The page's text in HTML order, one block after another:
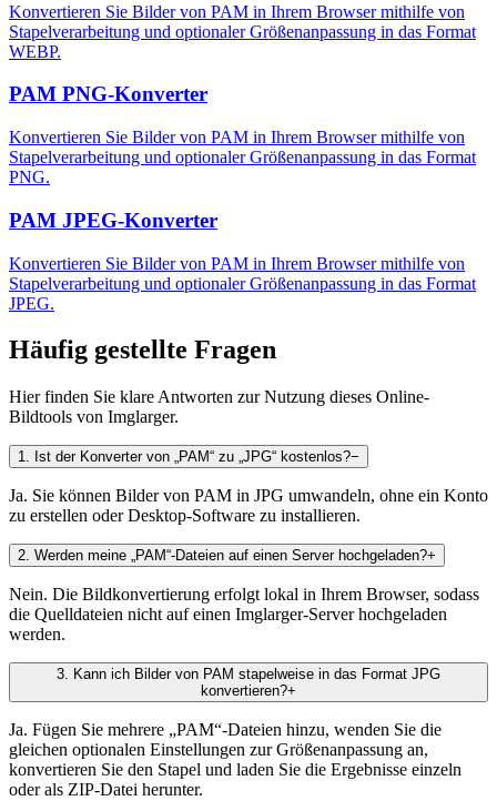
Konvertieren Sie Bilder von PAM in Ihrem Browser mithilfe von
Stapelverarbeitung und optionaler Größenanpassung in das Format
WEBP.
PAM PNG-Konverter
Konvertieren Sie Bilder von PAM in Ihrem Browser mithilfe von
Stapelverarbeitung und optionaler Größenanpassung in das Format
PNG.
PAM JPEG-Konverter
Konvertieren Sie Bilder von PAM in Ihrem Browser mithilfe von
Stapelverarbeitung und optionaler Größenanpassung in das Format
JPEG.
Häufig gestellte Fragen
Hier finden Sie klare Antworten zur Nutzung dieses Online-
Bildtools von Imglarger.
1. Ist der Konverter von „PAM“ zu „JPG“ kostenlos?−
Ja. Sie können Bilder von PAM in JPG umwandeln, ohne ein Konto
zu erstellen oder Desktop-Software zu installieren.
2. Werden meine „PAM“-Dateien auf einen Server hochgeladen?+
Nein. Die Bildkonvertierung erfolgt lokal in Ihrem Browser, sodass
die Quelldateien nicht auf einen Imglarger-Server hochgeladen
werden.
3. Kann ich Bilder von PAM stapelweise in das Format JPG
konvertieren?+
Ja. Fügen Sie mehrere „PAM“-Dateien hinzu, wenden Sie die
gleichen optionalen Einstellungen zur Größenanpassung an,
konvertieren Sie den Stapel und laden Sie die Ergebnisse einzeln
oder als ZIP-Datei herunter.